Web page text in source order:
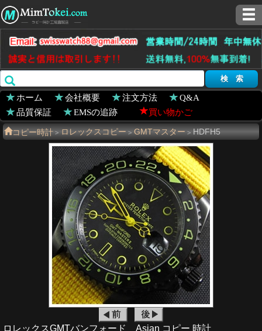
ホーム 会社概要 注文方法
Q&A
品質保証
EMSの追跡 買い物かご
コピー時計 > ロレックスコピー > GMTマスター > HDFH5
ロレックスGMTバンフォード Asian コピー 時計